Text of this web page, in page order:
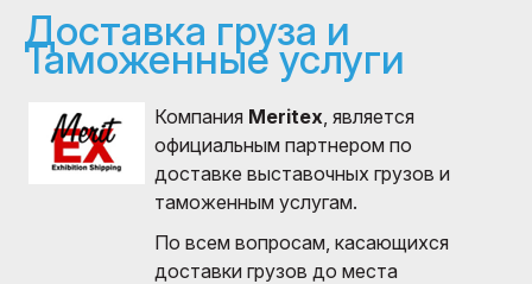
Доставка груза и
Таможенные услуги
Компания Meritex , является
официальным партнером по
доставке выставочных грузов и
таможенным услугам.
По всем вопросам, касающихся
доставки грузов до места